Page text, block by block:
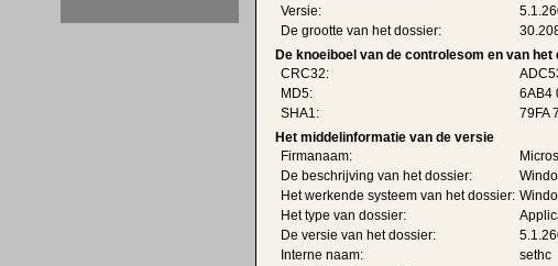
Versie:
De grootte van het dossier:
De knoeiboel van de controlesom en van het
CRC32:
MD5:
6AB4
SHA1:
79FA
Het middelinformatie van de versie
Firmanaam:
De beschrijving van het dossier:
Het werkende systeem van het dossier:
Het type van dossier:
De versie van het dossier:
Interne naam:
sethc